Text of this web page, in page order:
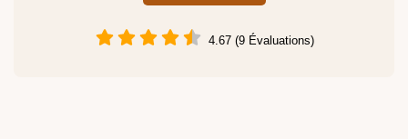
4.67 (9 Évaluations)